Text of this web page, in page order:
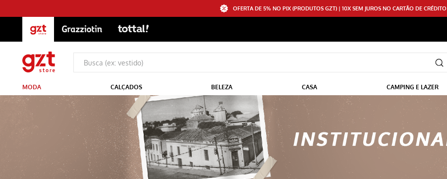
OFERTA DE 5% NO PIX (PRODUTOS GZT) | 10X SEM JUROS NO CARTÃO DE CRÉDITO
MODA CALÇADOS BELEZA CASA CAMPING E LAZER